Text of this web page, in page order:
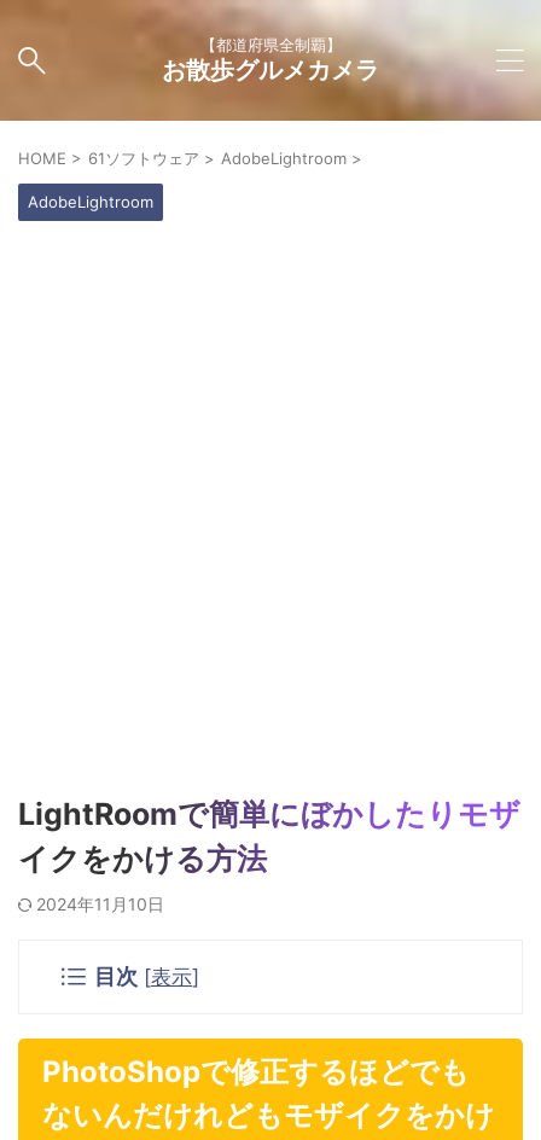
【都道府県全制覇】
お散歩グルメカメラ
HOME > 61ソフトウェア > AdobeLightroom >
AdobeLightroom
LightRoomで簡単にぼかしたりモザ
イクをかける方法
2024年11月10日
目次 [表示]
PhotoShopで修正するほどでも
ないんだけれどもモザイクをかけ